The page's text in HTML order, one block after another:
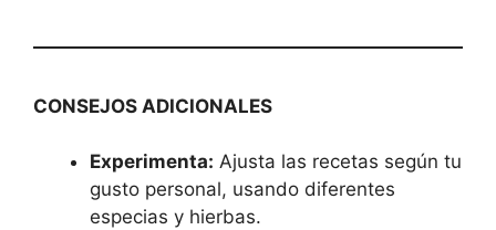
CONSEJOS ADICIONALES
Experimenta: Ajusta las recetas según tu
gusto personal, usando diferentes
especias y hierbas.